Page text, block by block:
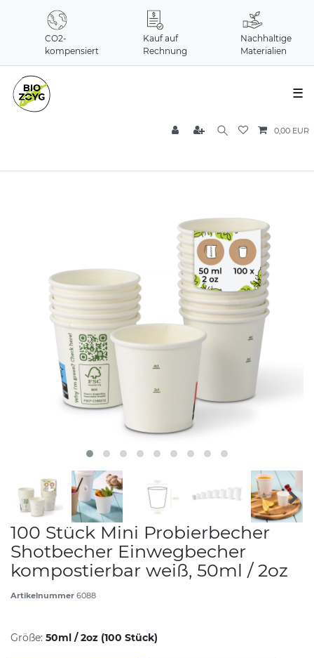
CO2-
kompensiert
Kauf auf
Rechnung
Nachhaltige
Materialien
☰
0,00 EUR
100 Stück Mini Probierbecher
Shotbecher Einwegbecher
kompostierbar weiß, 50ml / 2oz
Artikelnummer 6088
Größe: 50ml / 2oz (100 Stück)